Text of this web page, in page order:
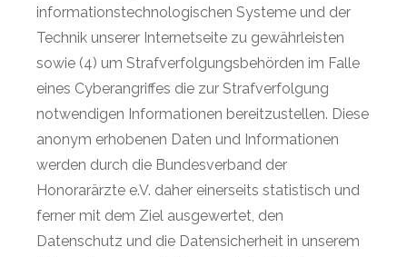
informationstechnologischen Systeme und der
Technik unserer Internetseite zu gewährleisten
sowie (4) um Strafverfolgungsbehörden im Falle
eines Cyberangriffes die zur Strafverfolgung
notwendigen Informationen bereitzustellen. Diese
anonym erhobenen Daten und Informationen
werden durch die Bundesverband der
Honorarärzte e.V. daher einerseits statistisch und
ferner mit dem Ziel ausgewertet, den
Datenschutz und die Datensicherheit in unserem